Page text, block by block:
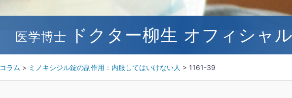
医学博士 ドクター柳生 オフィシャ
コラム > ミノキシジル錠の副作用：内服してはいけない人 > 1161-39